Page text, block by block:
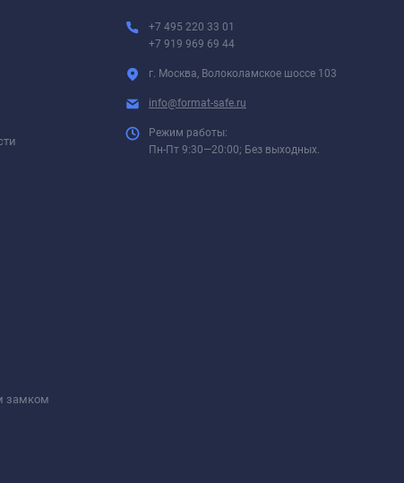
замком
+7 495 220 33 01
+7 919 969 69 44
г. Москва, Волоколамское шоссе 103
info@format-safe.ru
Режим работы:
Пн-Пт 9:30—20:00; Без выходных.